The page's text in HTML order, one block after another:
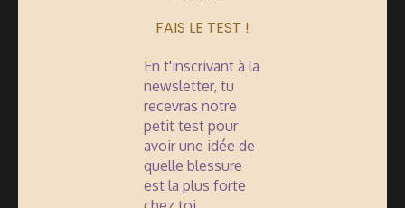
FAIS LE TEST !
En t'inscrivant à la
newsletter, tu
recevras notre
petit test pour
avoir une idée de
quelle blessure
est la plus forte
INSTAGRAM